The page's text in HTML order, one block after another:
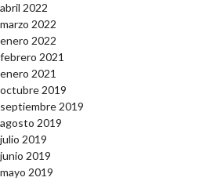
abril 2022
marzo 2022
enero 2022
febrero 2021
enero 2021
octubre 2019
septiembre 2019
agosto 2019
julio 2019
junio 2019
mayo 2019